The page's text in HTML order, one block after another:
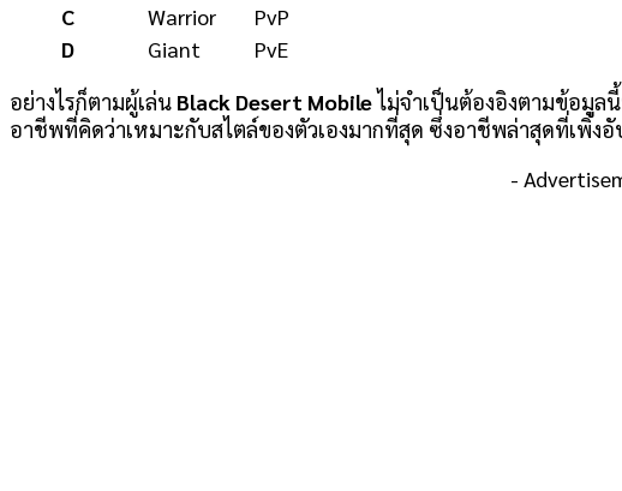
C
Warrior
PvP
D
Giant
PvE
อย่างไรก็ตามผู้เล่น Black Desert Mobileไม่จำเป็นต้องอิงตามข้อมูล
อาชีพที่คิดว่าเหมาะกับสไตล์ของตัวเองมากที่สุด ซึ่งอาชีพล่าสุดที่เพิ่งอั
-